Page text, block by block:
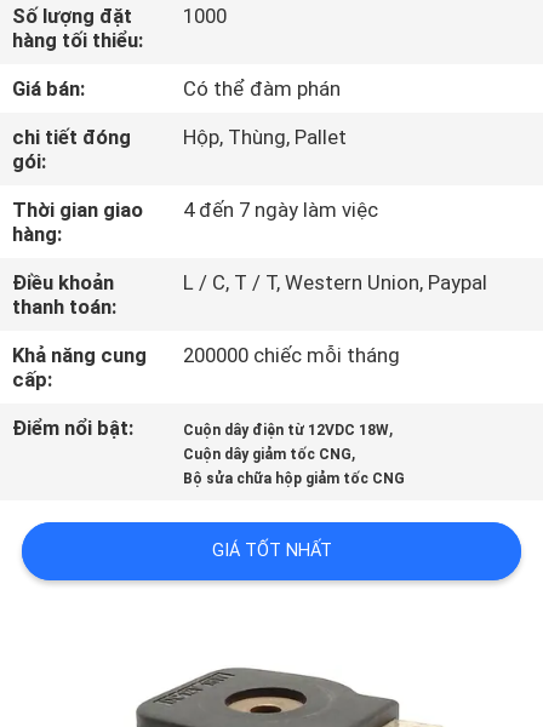
CHUYẾN
THAM
QUAN
NHÀ
KIỂM
SOÁT
CHẤT
LƯỢNG
VỚI
CHÚNG
Số lượng đặt
hàng tối thiểu:
1000
Giá bán:
Có thể đàm phán
chi tiết đóng
gói:
Hộp, Thùng, Pallet
Thời gian giao
hàng:
4 đến 7 ngày làm việc
Điều khoản
thanh toán:
L / C, T / T, Western Union, Paypal
Khả năng cung
cấp:
200000 chiếc mỗi tháng
Điểm nổi bật: Cuộn dây điện từ 12VDC 18W,
Cuộn dây giảm tốc CNG,
Bộ sửa chữa hộp giảm tốc CNG
GIÁ TỐT NHẤT